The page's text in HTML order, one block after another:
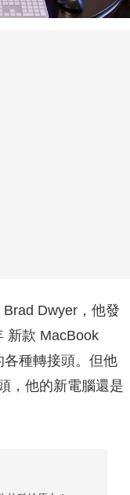
Dwyer，他發
新款 MacBook
種轉接頭。但他
，他的新電腦還是